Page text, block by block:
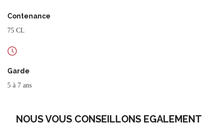
Contenance
75 CL
Garde
5 à 7 ans
NOUS VOUS CONSEILLONS EGALEMENT